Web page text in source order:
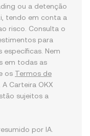
ou a detenção
tendo em conta a
risco. Consulta o
para
específicas. Nem
em todas as
os Termos de
A Carteira OKX
sujeitos a
por IA.